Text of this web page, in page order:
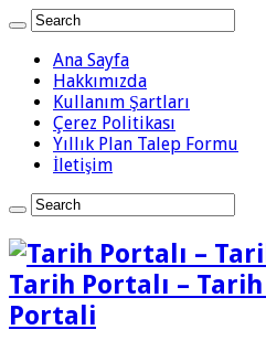
Ana Sayfa
Hakkımızda
Kullanım Şartları
Çerez Politikası
Yıllık Plan Talep Formu
İletişim
Tarih Portalı –
Portali